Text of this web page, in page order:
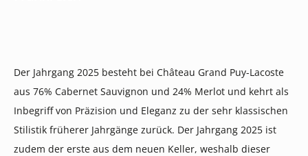
Der Jahrgang 2025 besteht bei Château Grand Puy-Lacoste
aus 76% Cabernet Sauvignon und 24% Merlot und kehrt als
Inbegriff von Präzision und Eleganz zu der sehr klassischen
Stilistik früherer Jahrgänge zurück. Der Jahrgang 2025 ist
zudem der erste aus dem neuen Keller, weshalb dieser